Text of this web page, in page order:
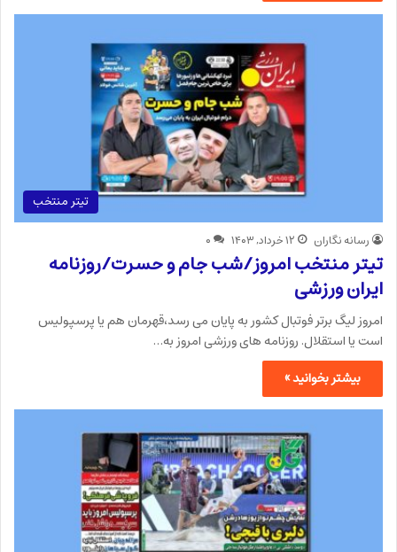
تیتر منتخب
رسانه نگاران ۱۲ خرداد, ۱۴۰۳ ۰
تیتر منتخب امروز/شب جام و حسرت/روزنامه
ایران ورزشی
امروز لیگ برتر فوتبال کشور به پایان می رسد،قهرمان هم یا پرسپولیس
است یا استقلال. روزنامه های ورزشی امروز به…
بیشتر بخوانید »